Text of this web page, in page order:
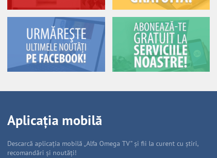
Aplicația mobilă
Descarcă aplicația mobilă „Alfa Omega TV” și fii la curent cu știri,
recomandări și noutăți!